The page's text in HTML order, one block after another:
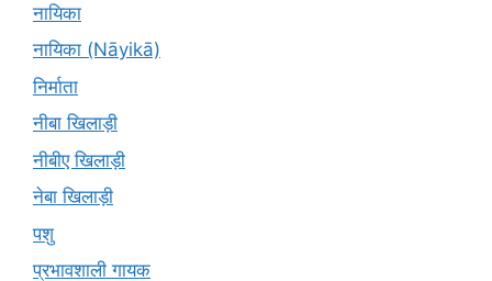
नायिका
नायिका (Nāyikā)
निर्माता
नीबा खिलाड़ी
नीबीए खिलाड़ी
नेबा खिलाड़ी
पशु
प्रभावशाली गायक